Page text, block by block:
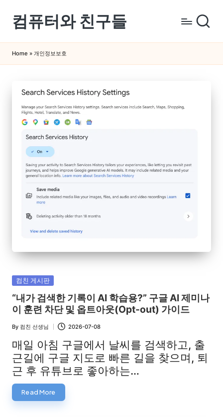
Skip
content
컴퓨터와 친구들
퓨
터
스
마
트
폰
Home » 개인정보보호
Posted
in
컴친 게시판
“내가 검색한 기록이 AI 학습용?” 구글 AI 제미나
이 훈련 차단 및 옵트아웃(Opt-out) 가이드
Posted
by
By 컴친 선생님 2026-07-08
매일 아침 구글에서 날씨를 검색하고, 출
근길에 구글 지도로 빠른 길을 찾으며, 퇴
근 후 유튜브로 좋아하는…
Read More